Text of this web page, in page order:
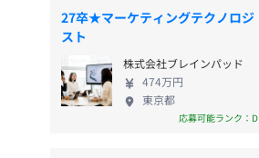
27卒★マーケティングテクノロジ
スト
株式会社ブレインパッド
474万円
東京都
応募可能ランク：D